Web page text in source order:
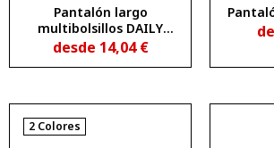
Pantalón largo
multibolsillos DAILY
STRETCH
desde 14,04€
2 Colores